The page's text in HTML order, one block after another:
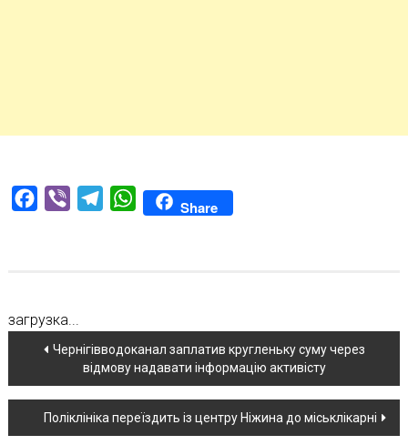
Facebook
Viber TelegramWhatsAppShare
загрузка...
Навігація
по
новині
Чернігівводоканал заплатив кругленьку суму через
відмову надавати інформацію активісту
Поліклініка переїздить із центру Ніжина до міськлікарні